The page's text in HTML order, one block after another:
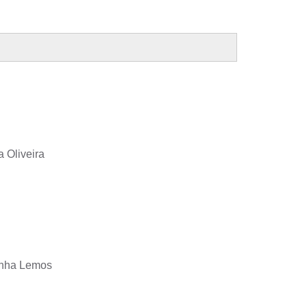
Oliveira
Lemos